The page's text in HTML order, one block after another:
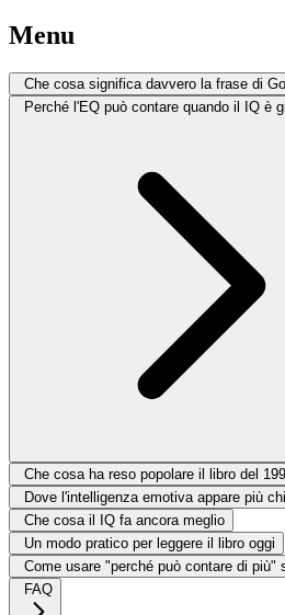
Menu
Che cosa significa davvero la frase di
Perché l'EQ può contare quando il IQ è
Che cosa ha reso popolare il libro del
Dove l'intelligenza emotiva appare più
Che cosa il IQ fa ancora meglio
Un modo pratico per leggere il libro oggi
Come usare "perché può contare di più"
FAQ